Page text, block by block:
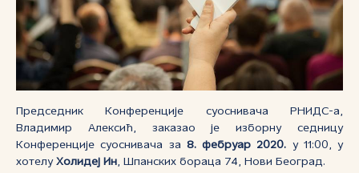
Председник Конференције суоснивача РНИДС-а,
Владимир Алексић, заказао је изборну седницу
Kонференције суоснивача за 8. фебруар 2020. у 11:00, у
хотелуХолидеј Ин, Шпанских бораца 74, Нови Београд.